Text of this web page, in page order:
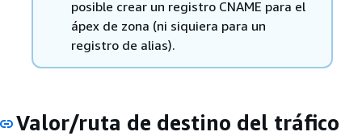
posible crear un registro CNAME para el
ápex de zona (ni siquiera para un
registro de alias).
Valor/ruta de destino del tráfico